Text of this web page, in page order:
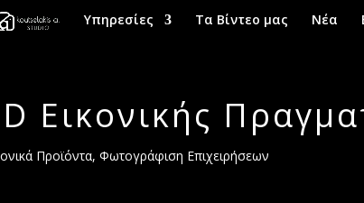
Υπηρεσίες Τα Βίντεο μας Νέα
Εικονικής
Προϊόντα, Φωτογράφιση Επιχειρήσεων